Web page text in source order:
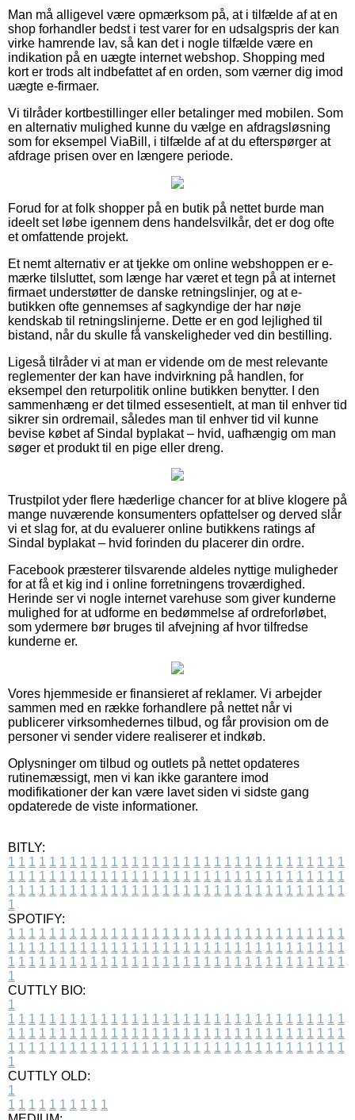
Man må alligevel være opmærksom på, at i tilfælde af at en
shop forhandler bedst i test varer for en udsalgspris der kan
virke hamrende lav, så kan det i nogle tilfælde være en
indikation på en uægte internet webshop. Shopping med
kort er trods alt indbefattet af en orden, som værner dig imod
uægte e-firmaer.
Vi tilråder kortbestillinger eller betalinger med mobilen. Som
en alternativ mulighed kunne du vælge en afdragsløsning
som for eksempel ViaBill, i tilfælde af at du efterspørger at
afdrage prisen over en længere periode.
Forud for at folk shopper på en butik på nettet burde man
ideelt set løbe igennem dens handelsvilkår, det er dog ofte
et omfattende projekt.
Et nemt alternativ er at tjekke om online webshoppen er e-
mærke tilsluttet, som længe har været et tegn på at internet
firmaet understøtter de danske retningslinjer, og at e-
butikken ofte gennemses af sagkyndige der har nøje
kendskab til retningslinjerne. Dette er en god lejlighed til
bistand, når du skulle få vanskeligheder ved din bestilling.
Ligeså tilråder vi at man er vidende om de mest relevante
reglementer der kan have indvirkning på handlen, for
eksempel den returpolitik online butikken benytter. I den
sammenhæng er det tilmed essesentielt, at man til enhver tid
sikrer sin ordremail, således man til enhver tid vil kunne
bevise købet af Sindal byplakat – hvid, uafhængig om man
søger et produkt til en pige eller dreng.
Trustpilot yder flere hæderlige chancer for at blive klogere på
mange nuværende konsumenters opfattelser og derved slår
vi et slag for, at du evaluerer online butikkens ratings af
Sindal byplakat – hvid forinden du placerer din ordre.
Facebook præsterer tilsvarende aldeles nyttige muligheder
for at få et kig ind i online forretningens troværdighed.
Herinde ser vi nogle internet varehuse som giver kunderne
mulighed for at udforme en bedømmelse af ordreforløbet,
som ydermere bør bruges til afvejning af hvor tilfredse
kunderne er.
Vores hjemmeside er finansieret af reklamer. Vi arbejder
sammen med en række forhandlere på nettet når vi
publicerer virksomhedernes tilbud, og får provision om de
personer vi sender videre realiserer et indkøb.
Oplysninger om tilbud og outlets på nettet opdateres
rutinemæssigt, men vi kan ikke garantere imod
modifikationer der kan være lavet siden vi sidste gang
opdaterede de viste informationer.
BITLY:
1 1 1 1 1 1 1 1 1 1 1 1 1 1 1 1 1 1 1 1 1 1 1 1 1 1 1 1 1 1 1 1 1
1 1 1 1 1 1 1 1 1 1 1 1 1 1 1 1 1 1 1 1 1 1 1 1 1 1 1 1 1 1 1 1 1
1 1 1 1 1 1 1 1 1 1 1 1 1 1 1 1 1 1 1 1 1 1 1 1 1 1 1 1 1 1 1 1 1
1
SPOTIFY:
1 1 1 1 1 1 1 1 1 1 1 1 1 1 1 1 1 1 1 1 1 1 1 1 1 1 1 1 1 1 1 1 1
1 1 1 1 1 1 1 1 1 1 1 1 1 1 1 1 1 1 1 1 1 1 1 1 1 1 1 1 1 1 1 1 1
1 1 1 1 1 1 1 1 1 1 1 1 1 1 1 1 1 1 1 1 1 1 1 1 1 1 1 1 1 1 1 1 1
1
CUTTLY BIO:
1
1 1 1 1 1 1 1 1 1 1 1 1 1 1 1 1 1 1 1 1 1 1 1 1 1 1 1 1 1 1 1 1 1
1 1 1 1 1 1 1 1 1 1 1 1 1 1 1 1 1 1 1 1 1 1 1 1 1 1 1 1 1 1 1 1 1
1 1 1 1 1 1 1 1 1 1 1 1 1 1 1 1 1 1 1 1 1 1 1 1 1 1 1 1 1 1 1 1 1
1
CUTTLY OLD:
1
1 1 1 1 1 1 1 1 1 1